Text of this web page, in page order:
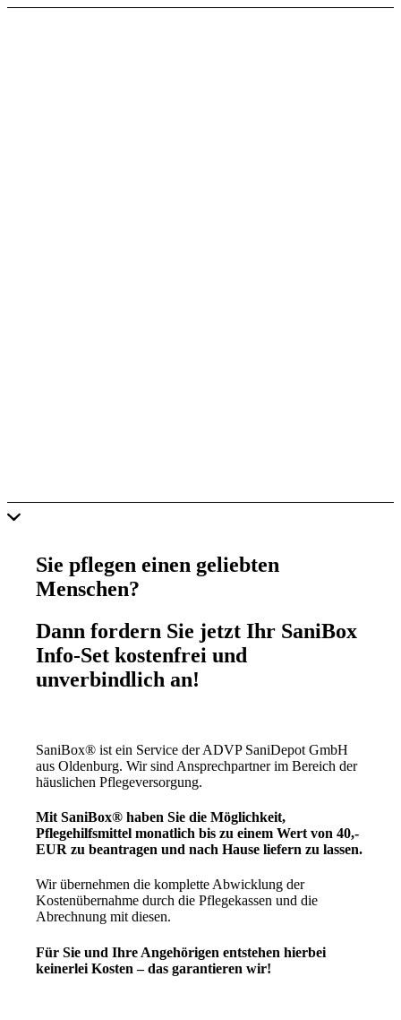
Sie pflegen einen geliebten
Menschen?
Dann fordern Sie jetzt Ihr SaniBox
Info-Set kostenfrei und
unverbindlich an!
SaniBox® ist ein Service der ADVP SaniDepot GmbH
aus Oldenburg. Wir sind Ansprechpartner im Bereich der
häuslichen Pflegeversorgung.
Mit SaniBox® haben Sie die Möglichkeit,
Pflegehilfsmittel monatlich bis zu einem Wert von 40,-
EUR zu beantragen und nach Hause liefern zu lassen.
Wir übernehmen die komplette Abwicklung der
Kostenübernahme durch die Pflegekassen und die
Abrechnung mit diesen.
Für Sie und Ihre Angehörigen entstehen hierbei
keinerlei Kosten – das garantieren wir!